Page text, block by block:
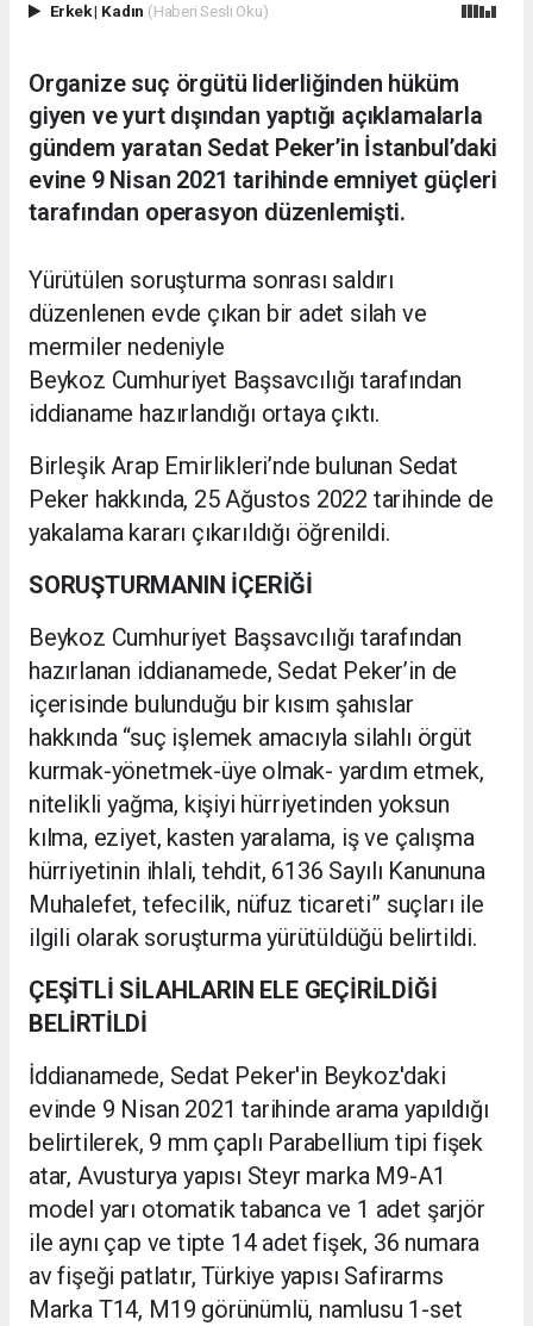
Erkek| Kadın (Haberi Sesli Oku)
Organize suç örgütü liderliğinden hüküm
giyen ve yurt dışından yaptığı açıklamalarla
gündem yaratan Sedat Peker’in İstanbul’daki
evine 9 Nisan 2021 tarihinde emniyet güçleri
tarafından operasyon düzenlemişti.
Yürütülen soruşturma sonrası saldırı
düzenlenen evde çıkan bir adet silah ve
mermiler nedeniyle
Beykoz Cumhuriyet Başsavcılığı tarafından
iddianame hazırlandığı ortaya çıktı.
Birleşik Arap Emirlikleri’nde bulunan Sedat
Peker hakkında, 25 Ağustos 2022 tarihinde de
yakalama kararı çıkarıldığı öğrenildi.
SORUŞTURMANIN İÇERİĞİ
Beykoz Cumhuriyet Başsavcılığı tarafından
hazırlanan iddianamede, Sedat Peker’in de
içerisinde bulunduğu bir kısım şahıslar
hakkında “suç işlemek amacıyla silahlı örgüt
kurmak-yönetmek-üye olmak- yardım etmek,
nitelikli yağma, kişiyi hürriyetinden yoksun
kılma, eziyet, kasten yaralama, iş ve çalışma
hürriyetinin ihlali, tehdit, 6136 Sayılı Kanununa
Muhalefet, tefecilik, nüfuz ticareti” suçları ile
ilgili olarak soruşturma yürütüldüğü belirtildi.
ÇEŞİTLİ SİLAHLARIN ELE GEÇİRİLDİĞİ
BELİRTİLDİ
İddianamede, Sedat Peker'in Beykoz'daki
evinde 9 Nisan 2021 tarihinde arama yapıldığı
belirtilerek, 9 mm çaplı Parabellium tipi fişek
atar, Avusturya yapısı Steyr marka M9-A1
model yarı otomatik tabanca ve 1 adet şarjör
ile aynı çap ve tipte 14 adet fişek, 36 numara
av fişeği patlatır, Türkiye yapısı Safirarms
Marka T14, M19 görünümlü, namlusu 1-set